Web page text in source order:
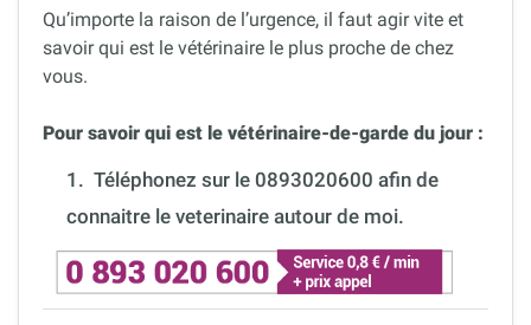
Qu’importe la raison de l’urgence, il faut agir vite et
savoir qui est le vétérinaire le plus proche de chez
vous.
Pour savoir qui est le vétérinaire-de-garde du jour :
1. Téléphonez sur le 0893020600 afin de
connaitre le veterinaire autour de moi.